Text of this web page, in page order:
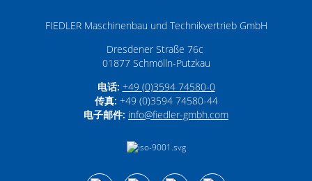
FIEDLER Maschinenbau und Technikvertrieb GmbH
Dresdener Straße 76c
01877 Schmölln-Putzkau
电话: +49 (0)3594 74580-0
传真: +49 (0)3594 74580-44
电子邮件: info­@­fiedler-gmbh­.­com